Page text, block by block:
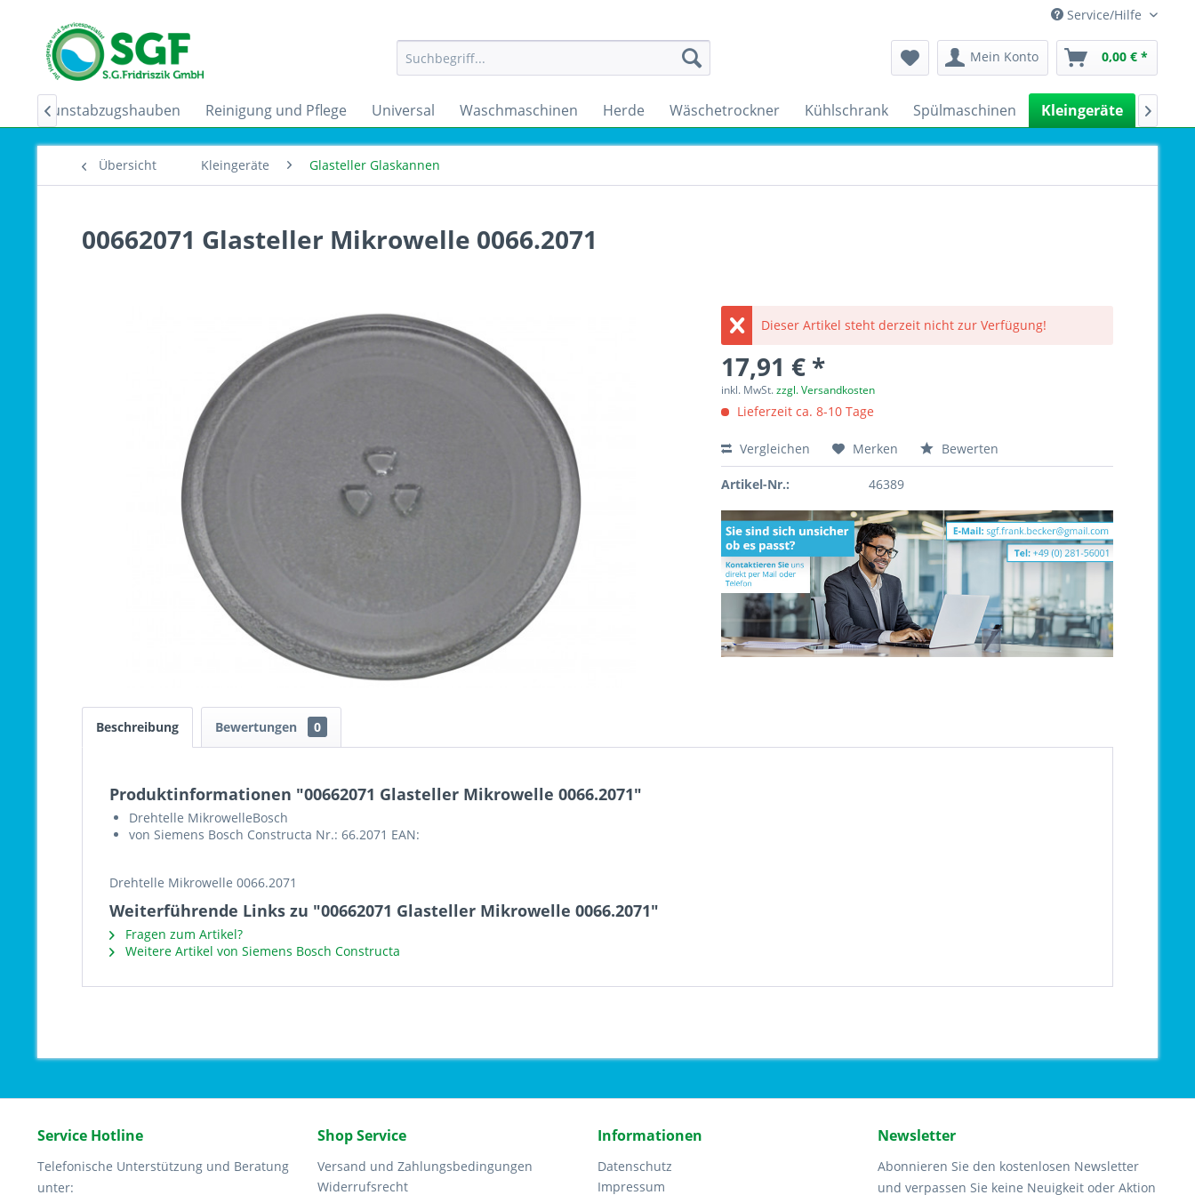
Service/Hilfe
Mein Konto 0,00 € *
Dunstabzugshauben Reinigung und Pflege Universal Waschmaschinen Herde Wäschetrockner Kühlschrank Spülmaschinen Kleingeräte Sale
 
Übersicht Kleingeräte Glasteller Glaskannen
00662071 Glasteller Mikrowelle 0066.2071
Dieser Artikel steht derzeit nicht zur Verfügung!
17,91 € *
inkl. MwSt.zzgl. Versandkosten
Lieferzeit ca. 8-10 Tage
Vergleichen Merken Bewerten
Artikel-Nr.: 46389
Beschreibung Bewertungen 0
Produktinformationen "00662071 Glasteller Mikrowelle 0066.2071"
Drehtelle MikrowelleBosch
von Siemens Bosch Constructa Nr.: 66.2071 EAN:
Drehtelle Mikrowelle 0066.2071
Weiterführende Links zu "00662071 Glasteller Mikrowelle 0066.2071"
Fragen zum Artikel?
Weitere Artikel von Siemens Bosch Constructa
Service Hotline
Telefonische Unterstützung und Beratung
unter:
Shop Service
Versand und Zahlungsbedingungen
Widerrufsrecht
Informationen
Datenschutz
Impressum
Newsletter
Abonnieren Sie den kostenlosen Newsletter
und verpassen Sie keine Neuigkeit oder Aktion